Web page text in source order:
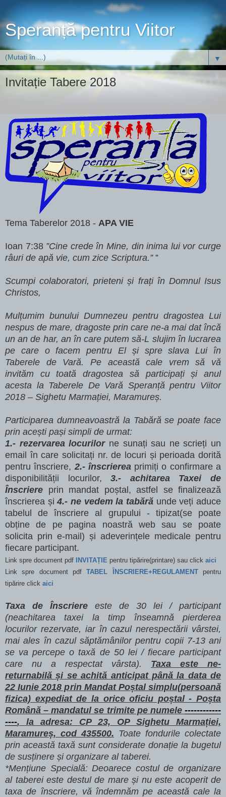
Speranță pentru Viitor
▼
Invitație Tabere 2018
Tema Taberelor 2018 - APA VIE
Ioan 7:38 ”Cine crede în Mine, din inima lui vor curge
râuri de apă vie, cum zice Scriptura.” ”
Scumpi colaboratori, prieteni și frați în Domnul Isus
Christos,
Mulțumim bunului Dumnezeu pentru dragostea Lui
nespus de mare, dragoste prin care ne-a mai dat încă
un an de har, an în care putem să-L slujim în lucrarea
pe care o facem pentru El și spre slava Lui în
Taberele de Vară. Pe această cale vrem să vă
invităm cu toată dragostea să participați și anul
acesta la Taberele De Vară Speranță pentru Viitor
2018 – Sighetu Marmației, Maramureș.
Participarea dumneavoastră la Tabără se poate face
prin acești pași simpli de urmat:
1.- rezervarea locurilorne sunați sau ne scrieți un
email în care solicitați nr. de locuri și perioada dorită
pentru înscriere, 2.- înscriereaprimiți o confirmare a
disponibilității locurilor,3.- achitarea Taxei de
Înscriere prin mandat poștal, astfel se finalizează
înscrierea și4.- ne vedem la tabără unde veți aduce
tabelul de înscriere al grupului - tipizat(se poate
obține de pe pagina noastră web sau se poate
solicita prin e-mail) și adeverințele medicale pentru
fiecare participant.
Link spre document pdf INVITAȚIE pentru tipărire(printare) sau click aici
Link spre document pdfTABEL ÎNSCRIERE+REGULAMENTpentru
tipărire click aici
Taxa de Înscriere este de 30 lei / participant
(neachitarea taxei la timp înseamnă pierderea
locurilor rezervate, iar în cazul nerespectării vârstei,
mai ales în cazul săptămânilor pentru copii 7-13 ani
se va percepe o taxă de 50 lei / fiecare participant
care nu a respectat vârsta). Taxa este ne-
returnabilă și se achită anticipat până la data de
22 Iunie 2018 prin Mandat Poștal simplu(persoană
fizica) expediat de la orice oficiu poștal - Poșta
Română – mandatul se trimite pe numele ------------
----, la adresa: CP 23, OP Sighetu Marmației,
Maramureș, cod 435500. Toate fondurile colectate
prin această taxă sunt considerate donație la bugetul
de susținere și organizare al taberei.
*Mențiune Specială: Deoarece costul de organizare
al taberei este destul de mare și nu este acoperit de
taxa de înscriere, vă îndemnăm pe această cale la